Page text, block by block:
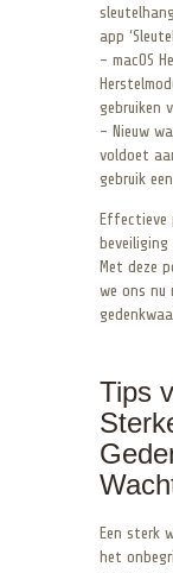
app
– macOS
gebruiken
– Nieuw
voldoet
gebruik
Effectieve
Met deze
we ons nu
Tips
Een sterk
het